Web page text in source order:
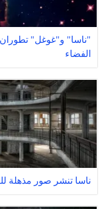
"ناسا" و"غوغل" تطوران
الفضاء
ناسا تنشر صور مذهلة